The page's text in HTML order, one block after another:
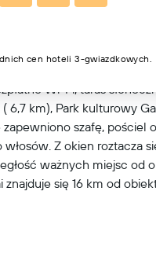
Wi-Fi, taras
km), Park kulturowy
szafę,
Z okien roztacza
ważnych miejsc od
się 16 km od
cen hoteli 3-gwiazdkowych.